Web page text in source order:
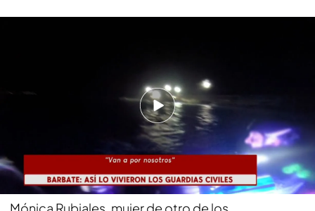
El juez de Barbate cree que los tripulantes de la
narcolancha tenían intencionalidad de provocar
Piden al juez que sienten en el banquillo los
altos mandos